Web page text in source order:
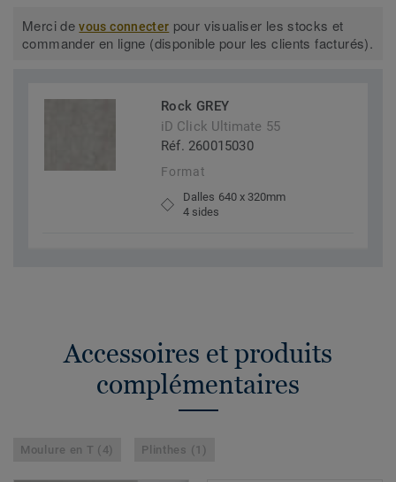
Merci devous connecter pour visualiser les stocks et
commander en ligne (disponible pour les clients facturés).
Rock GREY
iD Click Ultimate 55
Réf. 260015030
Format
Dalles 640 x 320mm
4 sides
Accessoires et produits
complémentaires
Moulure en T (4) Plinthes (1)